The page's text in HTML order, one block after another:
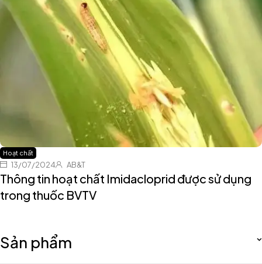
Hoạt chất
13/07/2024 AB&T
Thông tin hoạt chất Imidacloprid được sử dụng
trong thuốc BVTV
Sản phẩm